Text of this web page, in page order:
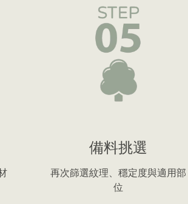
備料挑選
再次篩選紋理、穩定度與適用部
位